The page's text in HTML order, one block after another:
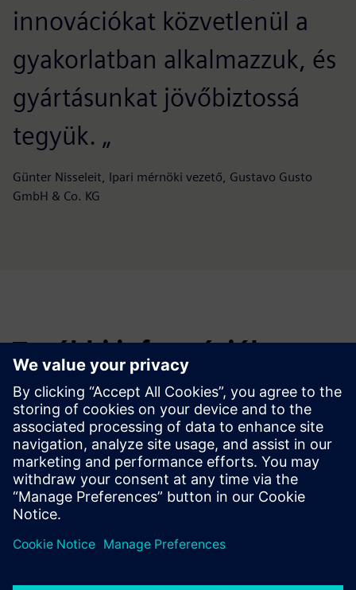
innovációkat közvetlenül a
gyakorlatban alkalmazzuk, és
gyártásunkat jövőbiztossá
tegyük. „
Günter Nisseleit, Ipari mérnöki vezető, Gustavo Gusto
GmbH & Co. KG
További információk
Building X
360°-Betting
Operations Manager
Solutions az élethelyiség- és fűtőipar számára